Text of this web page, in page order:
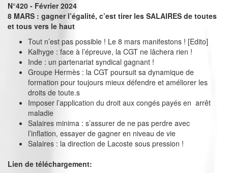
N°420 - Février 2024
8 MARS : gagner l’égalité, c’est tirer les SALAIRES de toutes
et tous vers le haut
Tout n’est pas possible ! Le 8 mars manifestons ! [Edito]
Kalhyge : face à l’épreuve, la CGT ne lâchera rien !
Inde : un partenariat syndical gagnant !
Groupe Hermès : la CGT poursuit sa dynamique de
formation pour toujours mieux défendre et améliorer les
droits de toute.s
Imposer l’application du droit aux congés payés en arrêt
maladie
Salaires minima : s’assurer de ne pas perdre avec
l’inflation, essayer de gagner en niveau de vie
Salaires : la direction de Lacoste sous pression !
Lien de téléchargement: